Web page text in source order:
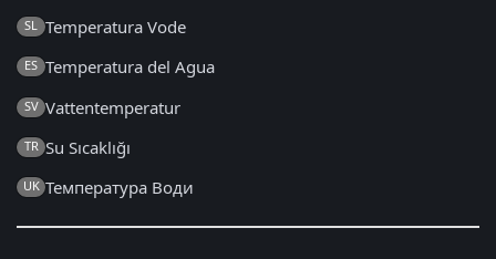
SL Temperatura Vode
ES Temperatura del Agua
SV Vattentemperatur
TR Su Sıcaklığı
UK Температура Води